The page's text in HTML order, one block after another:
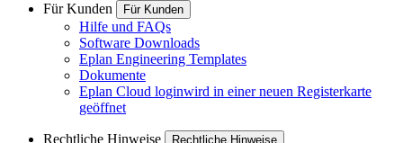
Für Kunden Für Kunden
Hilfe und FAQs
Software Downloads
Eplan Engineering Templates
Dokumente
Eplan Cloud loginwird in einer neuen Registerkarte
geöffnet
Rechtliche Hinweise Rechtliche Hinweise